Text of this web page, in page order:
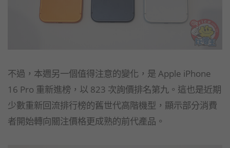
不過，本週另一個值得注意的變化，是 Apple iPhone
16 Pro 重新進榜，以 823 次詢價排名第九。這也是近期
少數重新回流排行榜的舊世代高階機型，顯示部分消費
者開始轉向關注價格更成熟的前代產品。